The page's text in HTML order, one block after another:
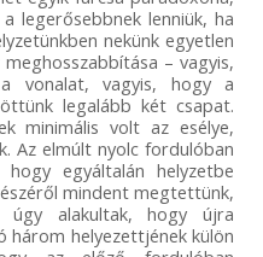
legerősebbnek lenniük, ha
nekünk egyetlen
– vagyis,
vonalat, vagyis, hogy a
legalább két csapat.
minimális volt az esélye,
Az elmúlt nyolc fordulóban
egyáltalán helyzetbe
mindent megtettünk,
úgy alakultak, hogy újra
három helyezettjének külön